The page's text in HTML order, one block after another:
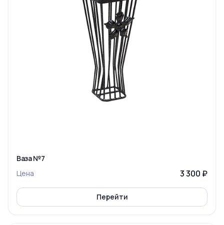
Ваза №7
Цена
3 300 ₽
Перейти